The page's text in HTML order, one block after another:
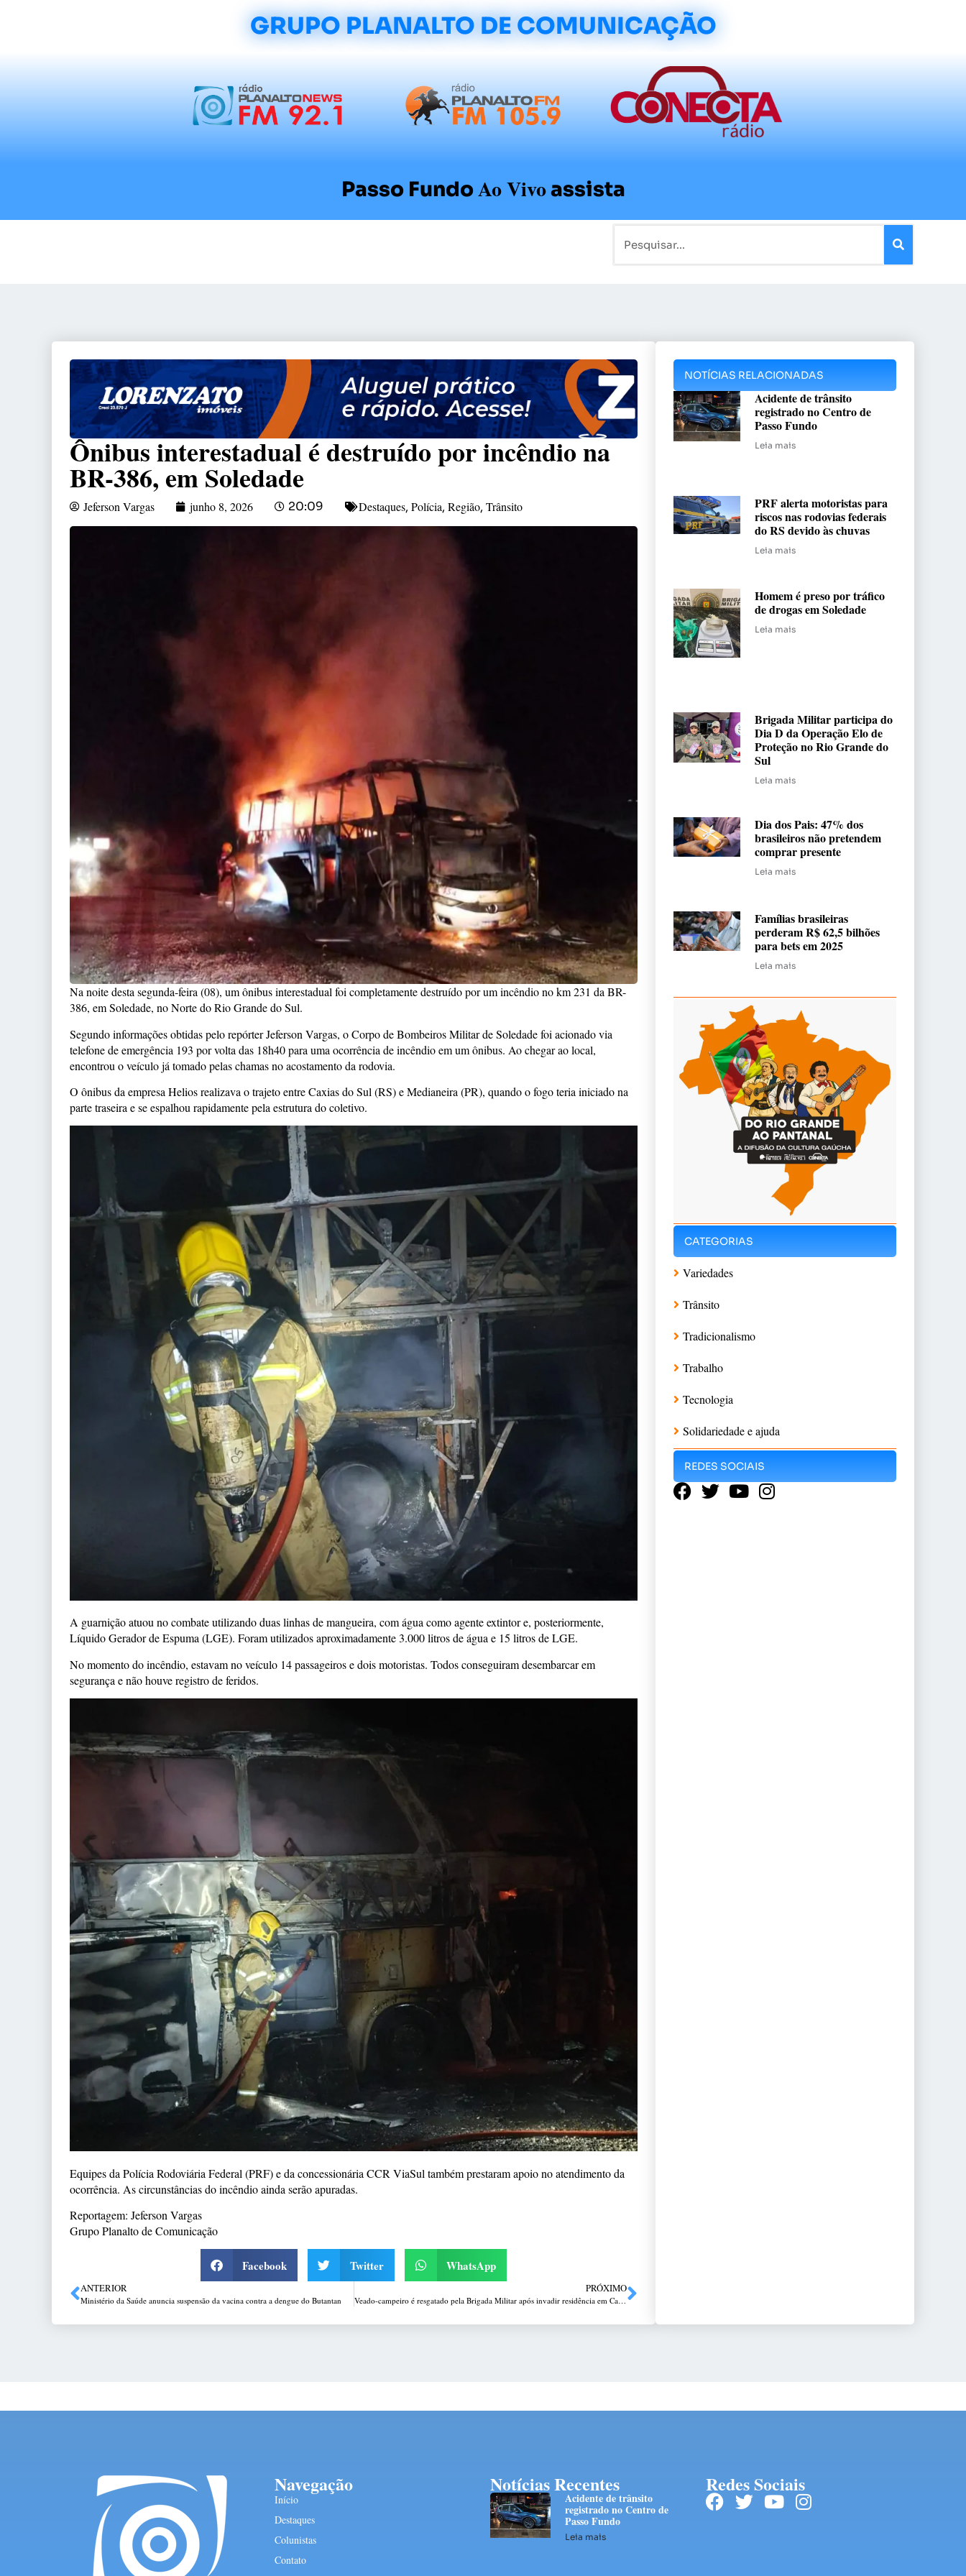
GRUPO PLANALTO DE COMUNICAÇÃO
Passo FundoAo Vivoassista
Ônibus interestadual é destruído por incêndio na
BR-386, em Soledade
Jeferson Vargas junho 8, 2026 20:09 Destaques, Polícia, Região, Trânsito
Na noite desta segunda-feira (08), um ônibus interestadual foi completamente destruído por um incêndio no km 231 da BR-
386, em Soledade, no Norte do Rio Grande do Sul.
Segundo informações obtidas pelo repórter Jeferson Vargas, o Corpo de Bombeiros Militar de Soledade foi acionado via
telefone de emergência 193 por volta das 18h40 para uma ocorrência de incêndio em um ônibus. Ao chegar ao local,
encontrou o veículo já tomado pelas chamas no acostamento da rodovia.
O ônibus da empresa Helios realizava o trajeto entre Caxias do Sul (RS) e Medianeira (PR), quando o fogo teria iniciado na
parte traseira e se espalhou rapidamente pela estrutura do coletivo.
A guarnição atuou no combate utilizando duas linhas de mangueira, com água como agente extintor e, posteriormente,
Líquido Gerador de Espuma (LGE). Foram utilizados aproximadamente 3.000 litros de água e 15 litros de LGE.
No momento do incêndio, estavam no veículo 14 passageiros e dois motoristas. Todos conseguiram desembarcar em
segurança e não houve registro de feridos.
Equipes da Polícia Rodoviária Federal (PRF) e da concessionária CCR ViaSul também prestaram apoio no atendimento da
ocorrência. As circunstâncias do incêndio ainda serão apuradas.
Reportagem: Jeferson Vargas
Grupo Planalto de Comunicação
Facebook Twitter WhatsApp
ANTERIOR
Ministério da Saúde anuncia suspensão da vacina contra a dengue do Butantan
PRÓXIMO
Veado-campeiro é resgatado pela Brigada Militar após invadir residência em Catuípe
NOTÍCIAS RELACIONADAS
Acidente de trânsito
registrado no Centro de
Passo Fundo
Leia mais
PRF alerta motoristas para
riscos nas rodovias federais
do RS devido às chuvas
Leia mais
Homem é preso por tráfico
de drogas em Soledade
Leia mais
Brigada Militar participa do
Dia D da Operação Elo de
Proteção no Rio Grande do
Sul
Leia mais
Dia dos Pais: 47% dos
brasileiros não pretendem
comprar presente
Leia mais
Famílias brasileiras
perderam R$ 62,5 bilhões
para bets em 2025
Leia mais
CATEGORIAS
Variedades
Trânsito
Tradicionalismo
Trabalho
Tecnologia
Solidariedade e ajuda
REDES SOCIAIS
Navegação
Início
Destaques
Colunistas
Contato
Notícias Recentes
Acidente de trânsito
registrado no Centro de
Passo Fundo
Leia mais
Redes Sociais